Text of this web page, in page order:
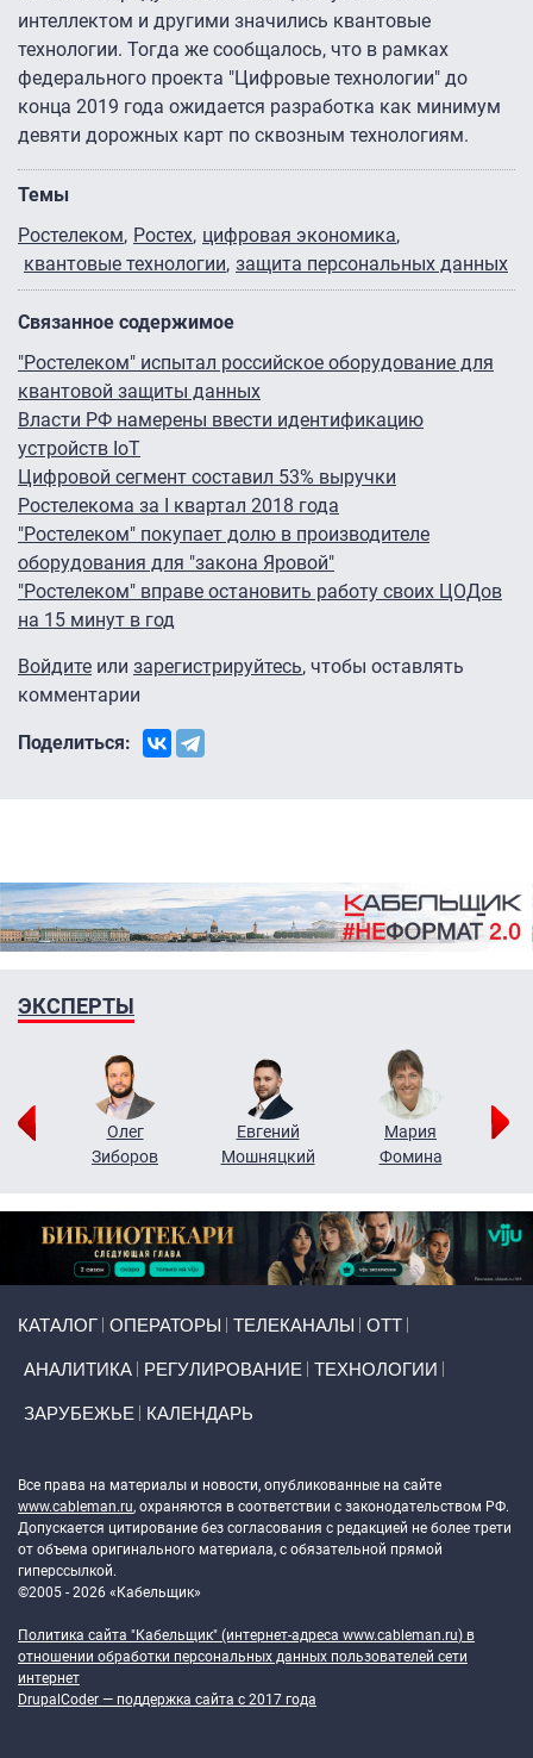
интеллектом и другими значились квантовые
технологии. Тогда же сообщалось, что в рамках
федерального проекта "Цифровые технологии" до
конца 2019 года ожидается разработка как минимум
девяти дорожных карт по сквозным технологиям.
Темы
Ростелеком Ростех цифровая экономика
квантовые технологии защита персональных данных
Связанное содержимое
"Ростелеком" испытал российское оборудование для
квантовой защиты данных
Власти РФ намерены ввести идентификацию
устройств IoT
Цифровой сегмент составил 53% выручки
Ростелекома за I квартал 2018 года
"Ростелеком" покупает долю в производителе
оборудования для "закона Яровой"
"Ростелеком" вправе остановить работу своих ЦОДов
на 15 минут в год
Войдите или зарегистрируйтесь, чтобы оставлять
комментарии
Поделиться:
ЭКСПЕРТЫ
Олег
Зиборов
Евгений
Мошняцкий
Мария
Фомина
КАТАЛОГ ОПЕРАТОРЫ ТЕЛЕКАНАЛЫ ОТТ
АНАЛИТИКА РЕГУЛИРОВАНИЕ ТЕХНОЛОГИИ
ЗАРУБЕЖЬЕ КАЛЕНДАРЬ
Все права на материалы и новости, опубликованные на сайте
www.cableman.ru, охраняются в соответствии с законодательством РФ.
Допускается цитирование без согласования с редакцией не более трети
от объема оригинального материала, с обязательной прямой
гиперссылкой.
©2005 - 2026 «Кабельщик»
Политика сайта "Кабельщик" (интернет-адреса www.cableman.ru) в
отношении обработки персональных данных пользователей сети
интернет
DrupalCoder — поддержка сайта c 2017 года